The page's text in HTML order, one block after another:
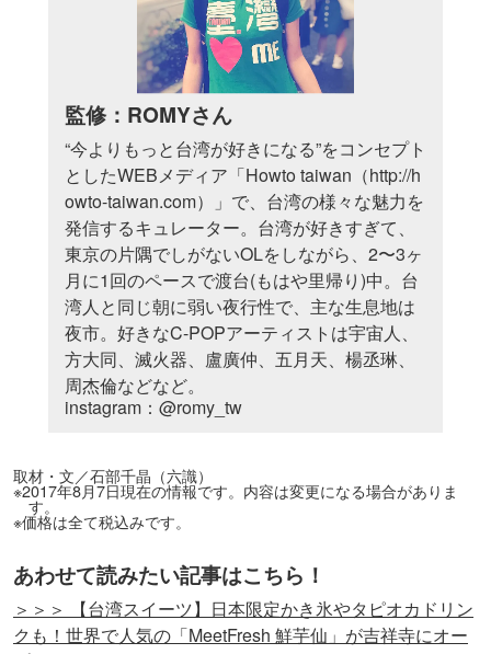
監修：ROMYさん
“今よりもっと台湾が好きになる”をコンセプト
としたWEBメディア「Howto taiwan（http://h
owto-taiwan.com）」で、台湾の様々な魅力を
発信するキュレーター。台湾が好きすぎて、
東京の片隅でしがないOLをしながら、2〜3ヶ
月に1回のペースで渡台(もはや里帰り)中。台
湾人と同じ朝に弱い夜行性で、主な生息地は
夜市。好きなC-POPアーティストは宇宙人、
方大同、滅火器、盧廣仲、五月天、楊丞琳、
周杰倫などなど。
instagram： @romy_tw
取材・文／石部千晶（六識）
※2017年8月7日現在の情報です。内容は変更になる場合がありま
す。
※価格は全て税込みです。
あわせて読みたい記事はこちら！
＞＞＞ 【台湾スイーツ】日本限定かき氷やタピオカドリン
クも！世界で人気の「MeetFresh 鮮芋仙」が吉祥寺にオー